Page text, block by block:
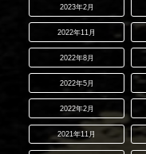
2023年2月
2022年11月
2022年8月
2022年5月
2022年2月
2021年11月